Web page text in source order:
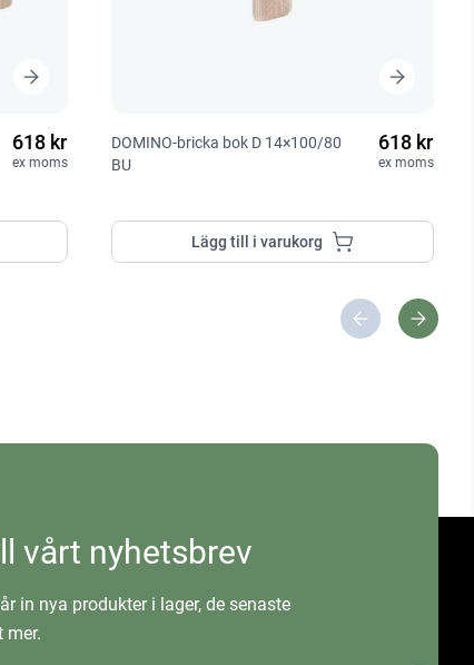
618 kr
ex moms
DOMINO-bricka bok D 14×100/80
BU
618 kr
ex moms
Lägg till i varukorg
vårt nyhetsbrev
in nya produkter i lager, de senaste
mer.